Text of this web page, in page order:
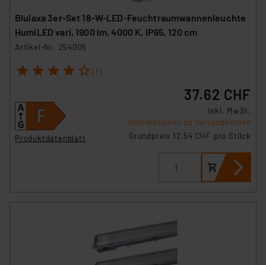
Blulaxa 3er-Set 18-W-LED-Feuchtraumwannenleuchte
HumiLED vari, 1900 lm, 4000 K, IP65, 120 cm
Artikel-Nr. 254005
1 2 3 4 5 (1)
Produktdatenblatt
37.62 CHF
inkl. MwSt.
Informationen zu Versandkosten
Grundpreis 12.54 CHF pro Stück